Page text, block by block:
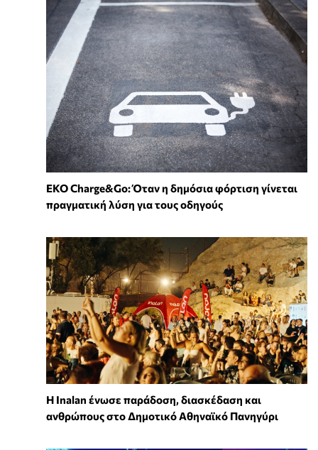
EKO Charge&Go: Όταν η δημόσια φόρτιση γίνεται
πραγματική λύση για τους οδηγούς
Η Inalan ένωσε παράδοση, διασκέδαση και
ανθρώπους στο Δημοτικό Αθηναϊκό Πανηγύρι